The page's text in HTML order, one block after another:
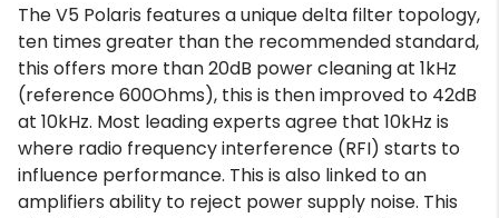
The V5 Polaris features a unique delta filter topology,
ten times greater than the recommended standard,
this offers more than 20dB power cleaning at 1kHz
(reference 600Ohms), this is then improved to 42dB
at 10kHz. Most leading experts agree that 10kHz is
where radio frequency interference (RFI) starts to
influence performance. This is also linked to an
amplifiers ability to reject power supply noise. This